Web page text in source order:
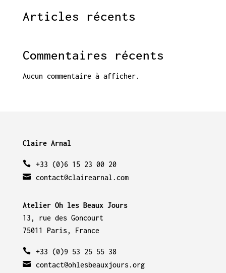
Articles récents
Commentaires récents
Aucun commentaire à afficher.
Claire Arnal
+33 (0)6 15 23 00 20
contact@clairearnal.com
Atelier Oh les Beaux Jours
13, rue des Goncourt
75011 Paris, France
+33 (0)9 53 25 55 38
contact@ohlesbeauxjours.org